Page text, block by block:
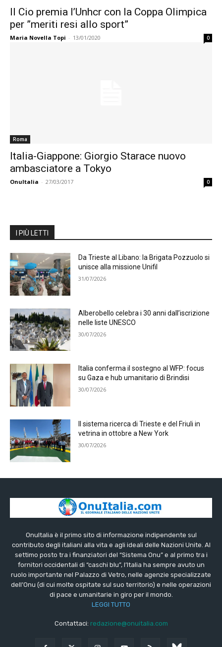
Il Cio premia l’Unhcr con la Coppa Olimpica
per ”meriti resi allo sport”
Maria Novella Topi - 13/01/2020 0
Roma
Italia-Giappone: Giorgio Starace nuovo
ambasciatore a Tokyo
OnuItalia - 27/03/2017 0
I PIÙ LETTI
Da Trieste al Libano: la Brigata Pozzuolo si
unisce alla missione Unifil
31/07/2026
Alberobello celebra i 30 anni dall’iscrizione
nelle liste UNESCO
30/07/2026
Italia conferma il sostegno al WFP: focus
su Gaza e hub umanitario di Brindisi
30/07/2026
Il sistema ricerca di Trieste e del Friuli in
vetrina in ottobre a New York
30/07/2026
OnuItalia è il primo sito di informazione indipendente sul
contributo degli italiani alla vita e agli ideali delle Nazioni Unite. Al
settimo posto tra i finanziatori del “Sistema Onu” e al primo tra i
fornitori occidentali di “caschi blu”, l’Italia ha sempre avuto un
ruolo importante nel Palazzo di Vetro, nelle agenzie specializzate
dell’Onu (di cui molte ospitate sul suo territorio) e nelle operazioni
di pace e umanitarie in giro per il mondo.
LEGGI TUTTO
Contattaci: redazione@onuitalia.com